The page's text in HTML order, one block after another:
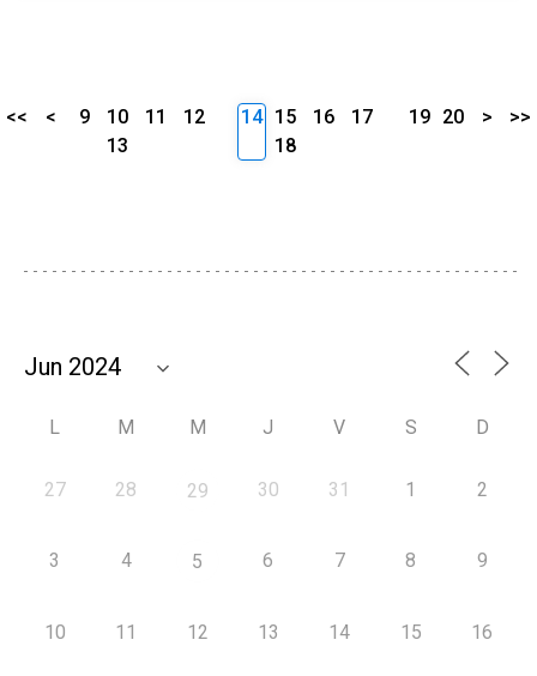
<< < 9 10 11
12
13
14 15 16
17
18
19 20 > >>
L M M J V S D
27 28 29 30 31 1 2
3 4 5 6 7 8 9
10 11 12 13 14 15 16